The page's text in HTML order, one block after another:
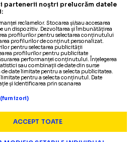
partenerii noștri prelucrăm datele
reclamelor. Stocarea și/sau accesarea
un dispozitiv. Dezvoltarea și îmbunătățirea
profilurilor pentru selectarea conținutului
profilurilor de conținut personalizat.
pentru selectarea publicității
profilurilor pentru publicitate
performanței conținutului. Înțelegerea
sau combinații de date din surse
date limitate pentru a selecta publicitatea.
pentru a selecta conținutul. Date
și identificarea prin scanarea
ACCEPT TOATE